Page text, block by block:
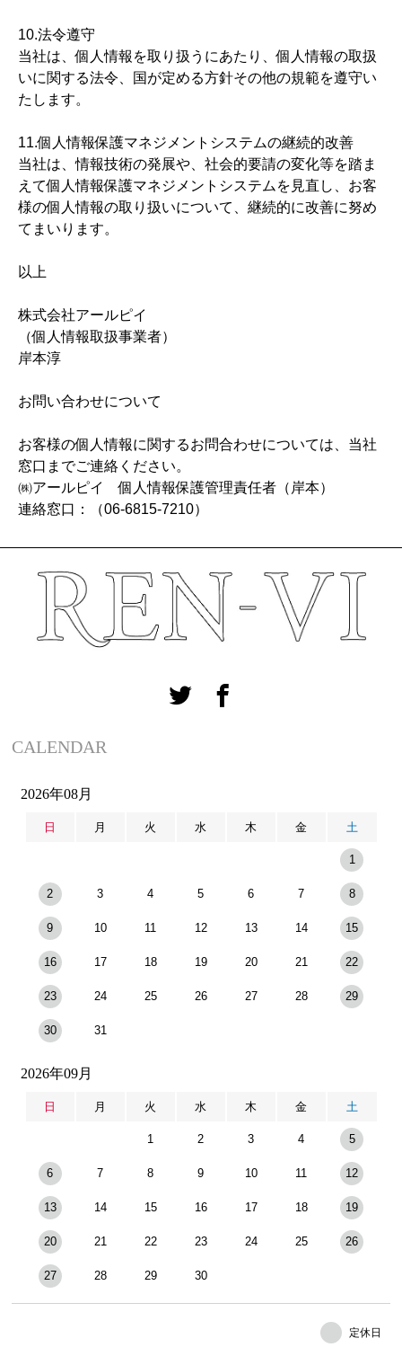
10.法令遵守
当社は、個人情報を取り扱うにあたり、個人情報の取扱
いに関する法令、国が定める方針その他の規範を遵守い
たします。
11.個人情報保護マネジメントシステムの継続的改善
当社は、情報技術の発展や、社会的要請の変化等を踏ま
えて個人情報保護マネジメントシステムを見直し、お客
様の個人情報の取り扱いについて、継続的に改善に努め
てまいります。
以上
株式会社アールピイ
（個人情報取扱事業者）
岸本淳
お問い合わせについて
お客様の個人情報に関するお問合わせについては、当社
窓口までご連絡ください。
㈱アールピイ 個人情報保護管理責任者（岸本）
連絡窓口：（06-6815-7210）
CALENDAR
2026年08月
日 月 火 水 木 金 土
1
2 3 4 5 6 7 8
9 10 11 12 13 14 15
16 17 18 19 20 21 22
23 24 25 26 27 28 29
30 31
2026年09月
日 月 火 水 木 金 土
1 2 3 4 5
6 7 8 9 10 11 12
13 14 15 16 17 18 19
20 21 22 23 24 25 26
27 28 29 30
定休日